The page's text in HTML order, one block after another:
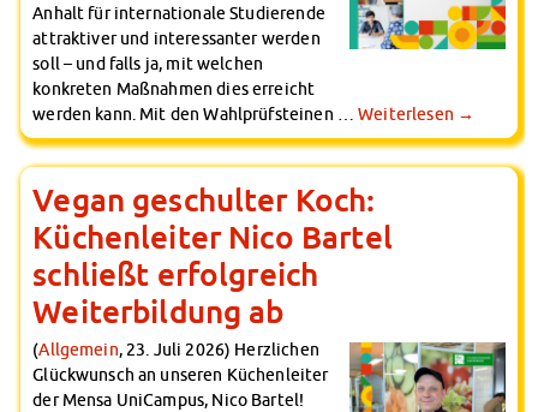
Anhalt für internationale Studierende
attraktiver und interessanter werden
soll – und falls ja, mit welchen
konkreten Maßnahmen dies erreicht
werden kann. Mit den Wahlprüfsteinen …Weiterlesen →
Vegan geschulter Koch:
Küchenleiter Nico Bartel
schließt erfolgreich
Weiterbildung ab
(Allgemein, 23. Juli 2026) Herzlichen
Glückwunsch an unseren Küchenleiter
der Mensa UniCampus, Nico Bartel!